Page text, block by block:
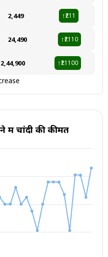
₹2,449 ↑₹211
₹24,490 ↑₹2110
₹2,44,900 ↑₹21100
में चांदी की कीमत